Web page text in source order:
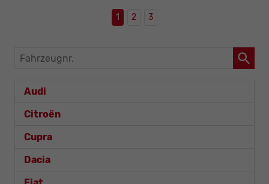
1 2 3
Fahrzeugnr.
Audi
Citroën
Cupra
Dacia